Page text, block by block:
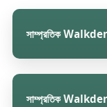
সাম্প্রতিক
সাম্প্রতিক Walkden